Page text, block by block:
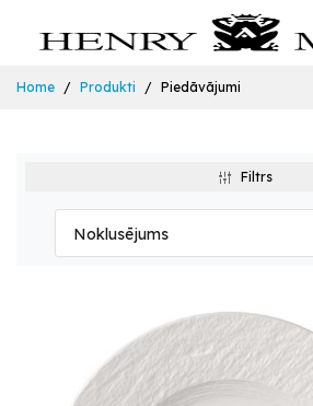
Home Produkti Piedāvājumi
Filtrs